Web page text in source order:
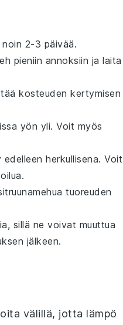
2-3 päivää.
pieniin annoksiin ja laita
kosteuden kertymisen
yön yli. Voit myös
herkullisena. Voit
tuoreuden
, sillä ne voivat muuttua
jälkeen.
välillä, jotta lämpö